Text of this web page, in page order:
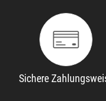
Sichere